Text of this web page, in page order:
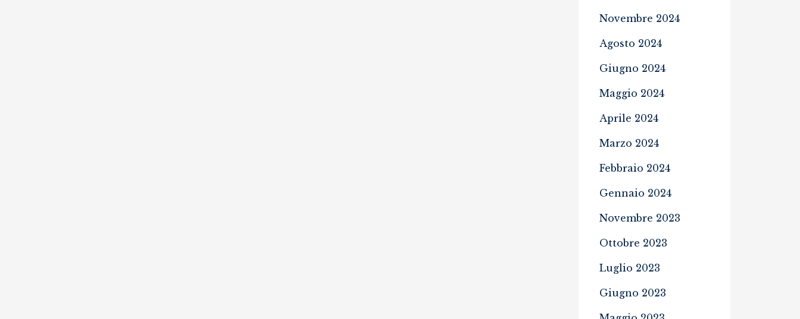
Novembre 2024
Agosto 2024
Giugno 2024
Maggio 2024
Aprile 2024
Marzo 2024
Febbraio 2024
Gennaio 2024
Novembre 2023
Ottobre 2023
Luglio 2023
Giugno 2023